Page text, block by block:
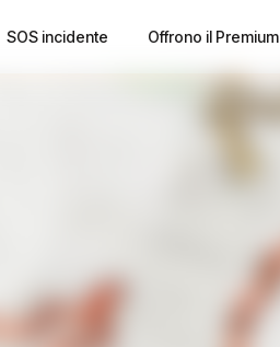
SOS incidente Offrono il Premium